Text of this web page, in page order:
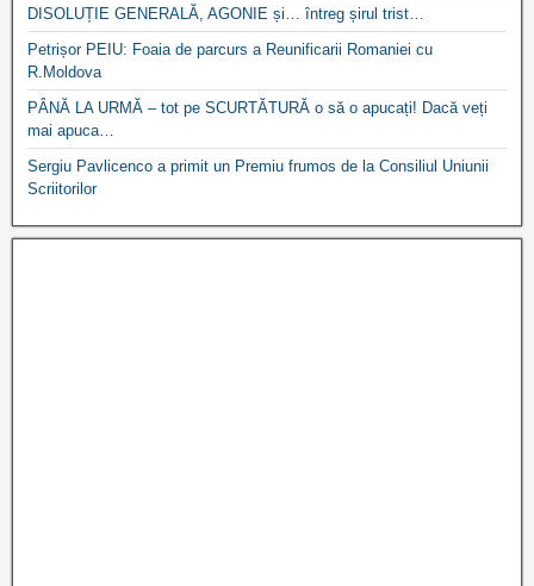
DISOLUȚIE GENERALĂ, AGONIE și… întreg șirul trist…
Petrișor PEIU: Foaia de parcurs a Reunificarii Romaniei cu
R.Moldova
PÂNĂ LA URMĂ – tot pe SCURTĂTURĂ o să o apucați! Dacă veți
mai apuca…
Sergiu Pavlicenco a primit un Premiu frumos de la Consiliul Uniunii
Scriitorilor